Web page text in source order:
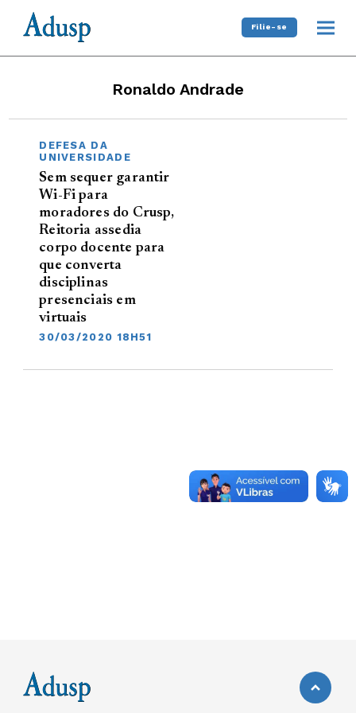
Filie-se
Ronaldo Andrade
DEFESA DA
UNIVERSIDADE
Sem sequer garantir
Wi-Fi para
moradores do Crusp,
Reitoria assedia
corpo docente para
que converta
disciplinas
presenciais em
virtuais
30/03/2020 18H51